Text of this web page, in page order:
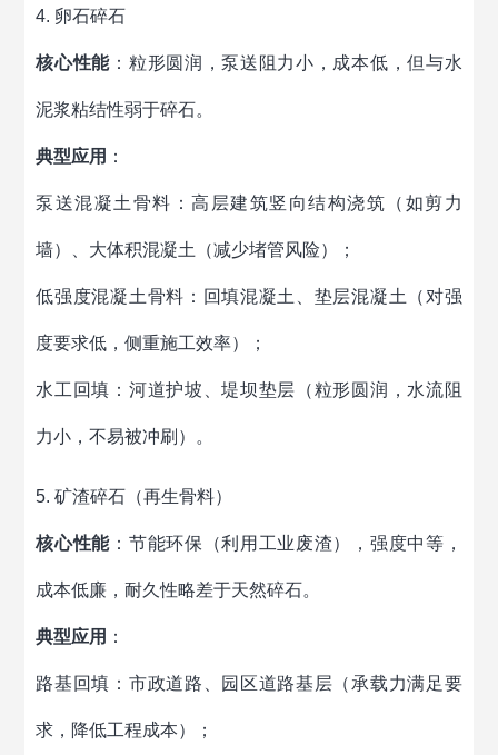
4. 卵石碎石
核心性能 ：粒形圆润，泵送阻力小，成本低，但与水
泥浆粘结性弱于碎石。
典型应用 ：
泵送混凝土骨料：高层建筑竖向结构浇筑（如剪力
墙）、大体积混凝土（减少堵管风险）；
低强度混凝土骨料：回填混凝土、垫层混凝土（对强
度要求低，侧重施工效率）；
水工回填：河道护坡、堤坝垫层（粒形圆润，水流阻
力小，不易被冲刷）。
5. 矿渣碎石（再生骨料）
核心性能 ：节能环保（利用工业废渣），强度中等，
成本低廉，耐久性略差于天然碎石。
典型应用 ：
路基回填：市政道路、园区道路基层（承载力满足要
求，降低工程成本）；